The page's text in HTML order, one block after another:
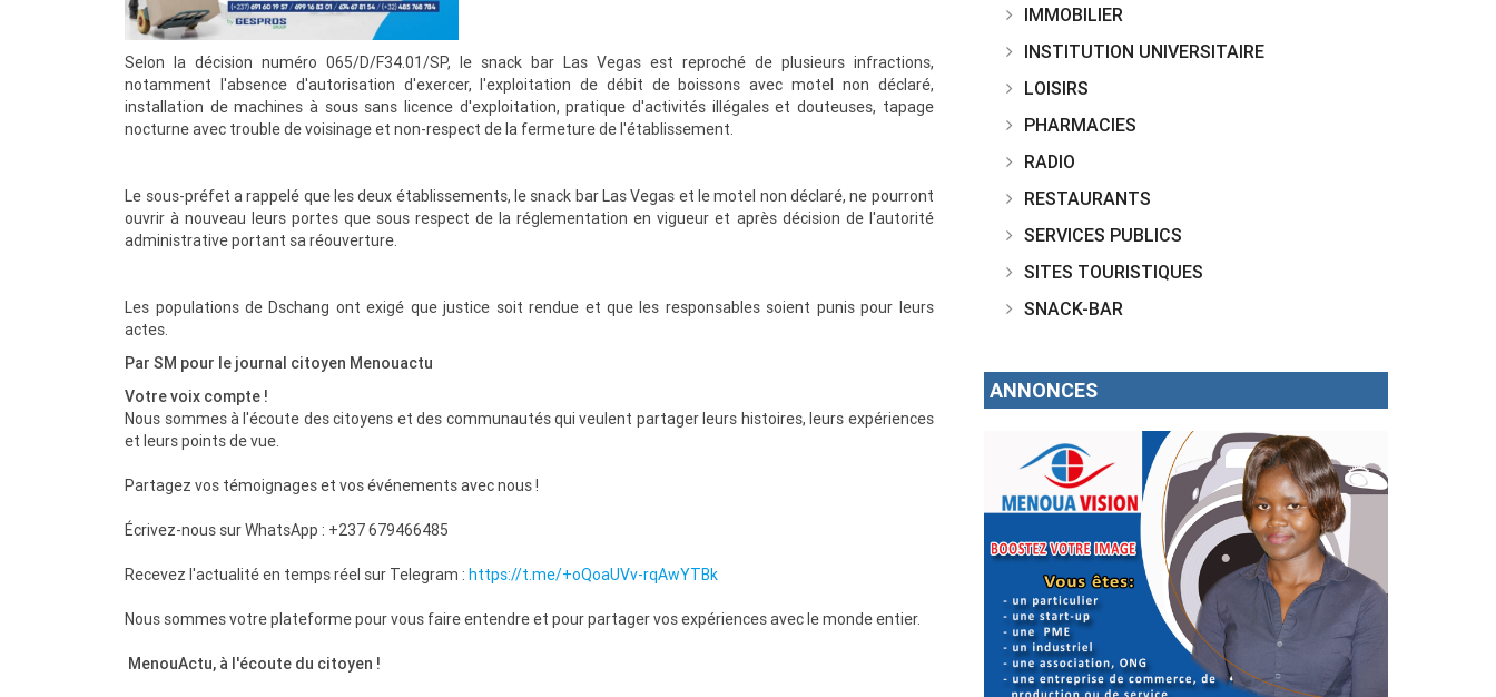
Selon la décision numéro 065/D/F34.01/SP, le snack bar Las Vegas est reproché de plusieurs infractions,
notamment l'absence d'autorisation d'exercer, l'exploitation de débit de boissons avec motel non déclaré,
installation de machines à sous sans licence d'exploitation, pratique d'activités illégales et douteuses, tapage
nocturne avec trouble de voisinage et non-respect de la fermeture de l'établissement.
Le sous-préfet a rappelé que les deux établissements, le snack bar Las Vegas et le motel non déclaré, ne pourront
ouvrir à nouveau leurs portes que sous respect de la réglementation en vigueur et après décision de l'autorité
administrative portant sa réouverture.
Les populations de Dschang ont exigé que justice soit rendue et que les responsables soient punis pour leurs
actes.
Par SM pour le journal citoyen Menouactu
Votre voix compte !
Nous sommes à l'écoute des citoyens et des communautés qui veulent partager leurs histoires, leurs expériences
et leurs points de vue.
Partagez vos témoignages et vos événements avec nous !
Écrivez-nous sur WhatsApp : +237 679466485
Recevez l'actualité en temps réel sur Telegram :https://t.me/+oQoaUVv-rqAwYTBk
Nous sommes votre plateforme pour vous faire entendre et pour partager vos expériences avec le monde entier.
MenouActu, à l'écoute du citoyen !
IMMOBILIER
INSTITUTION UNIVERSITAIRE
LOISIRS
PHARMACIES
RADIO
RESTAURANTS
SERVICES PUBLICS
SITES TOURISTIQUES
SNACK-BAR
ANNONCES